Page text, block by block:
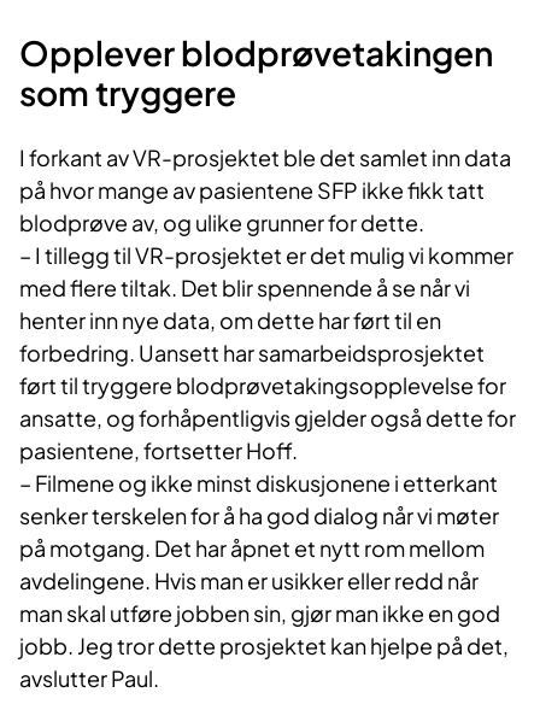
Opplever blodprøvetakingen
som tryggere
I forkant av VR-prosjektet ble det samlet inn data
på hvor mange av pasientene SFP ikke fikk tatt
blodprøve av, og ulike grunner for dette.
– I tillegg til VR-prosjektet er det mulig vi kommer
med flere tiltak. Det blir spennende å se når vi
henter inn nye data, om dette har ført til en
forbedring. Uansett har samarbeidsprosjektet
ført til tryggere blodprøvetakingsopplevelse for
ansatte, og forhåpentligvis gjelder også dette for
pasientene, fortsetter Hoff.
– Filmene og ikke minst diskusjonene i etterkant
senker terskelen for å ha god dialog når vi møter
på motgang. Det har åpnet et nytt rom mellom
avdelingene. Hvis man er usikker eller redd når
man skal utføre jobben sin, gjør man ikke en god
jobb. Jeg tror dette prosjektet kan hjelpe på det,
avslutter Paul.